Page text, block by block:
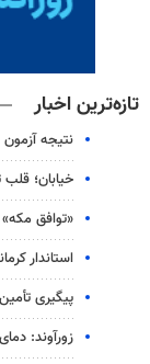
تازه‌ترین اخبار
نتیجه آزمون
خیابان؛
«توافق
استاندار
پیگیری
زورآوند: